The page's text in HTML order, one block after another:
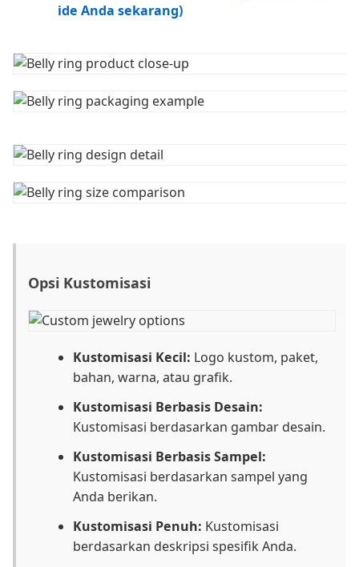
ide Anda sekarang)
Opsi Kustomisasi
Kustomisasi Kecil: Logo kustom, paket,
bahan, warna, atau grafik.
Kustomisasi Berbasis Desain:
Kustomisasi berdasarkan gambar desain.
Kustomisasi Berbasis Sampel:
Kustomisasi berdasarkan sampel yang
Anda berikan.
Kustomisasi Penuh: Kustomisasi
berdasarkan deskripsi spesifik Anda.